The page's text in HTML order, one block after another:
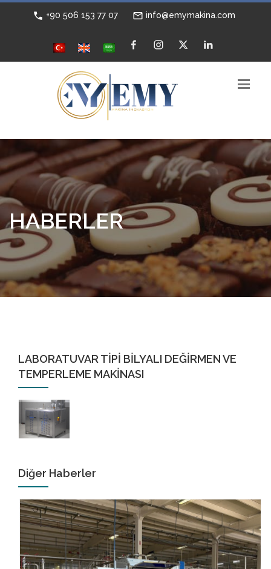
+90 506 153 77 07 info@emymakina.com
HABERLER
LABORATUVAR TİPİ BİLYALI DEĞİRMEN VE
TEMPERLEME MAKİNASI
Diğer Haberler